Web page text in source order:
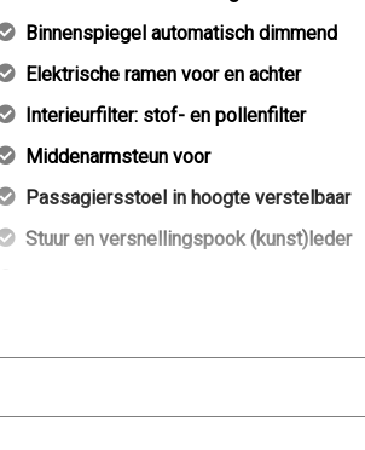
Binnenspiegel automatisch dimmend
Elektrische ramen voor en achter
Interieurfilter: stof- en pollenfilter
Middenarmsteun voor
Passagiersstoel in hoogte verstelbaar
Stuur en versnellingspook (kunst)leder
Voorstoelen verwarmd